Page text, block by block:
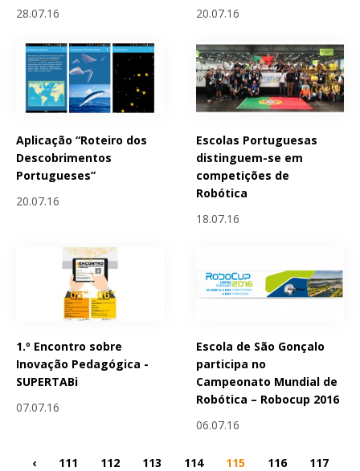
28.07.16
20.07.16
Aplicação “Roteiro dos
Descobrimentos
Portugueses”
20.07.16
Escolas Portuguesas
distinguem-se em
competições de
Robótica
18.07.16
1.º Encontro sobre
Inovação Pedagógica -
SUPERTABi
07.07.16
Escola de São Gonçalo
participa no
Campeonato Mundial de
Robótica – Robocup 2016
06.07.16
‹ 111 112 113 114 115 116
117